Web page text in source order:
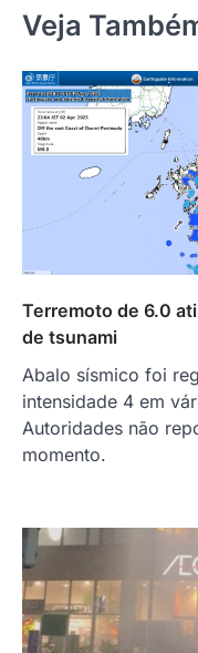
Veja
Terremoto de 6.0
de tsunami
Abalo sísmico foi
intensidade 4 em
Autoridades não
momento.